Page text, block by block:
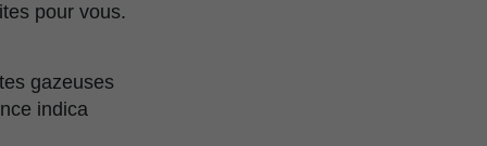
pour vous.
gazeuses
indica